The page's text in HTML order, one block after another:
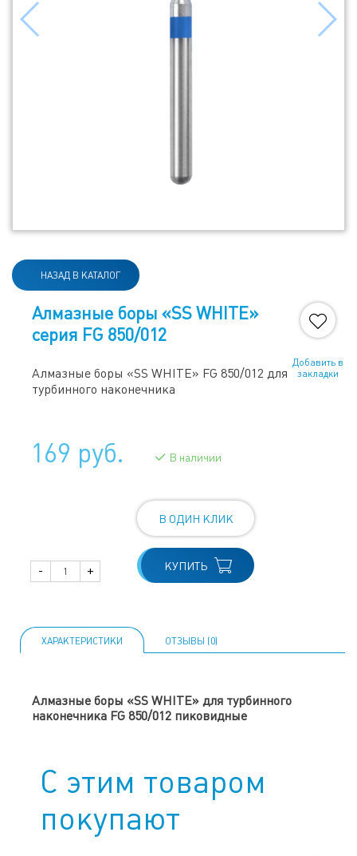
НАЗАД В КАТАЛОГ
Алмазные боры «SS WHITE»
серия FG 850/012
Алмазные боры «SS WHITE» FG 850/012 для
турбинного наконечника
Добавить в
закладки
169 руб. В наличии
- +
В ОДИН КЛИК
КУПИТЬ
ХАРАКТЕРИСТИКИ ОТЗЫВЫ (0)
Алмазные боры «SS WHITE» для турбинного
наконечника FG 850/012 пиковидные
С этим товаром
покупают